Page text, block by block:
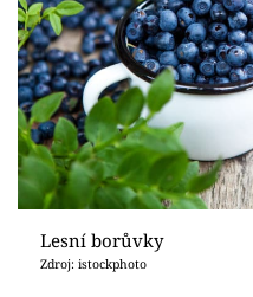
Lesní borůvky
Zdroj: istockphoto